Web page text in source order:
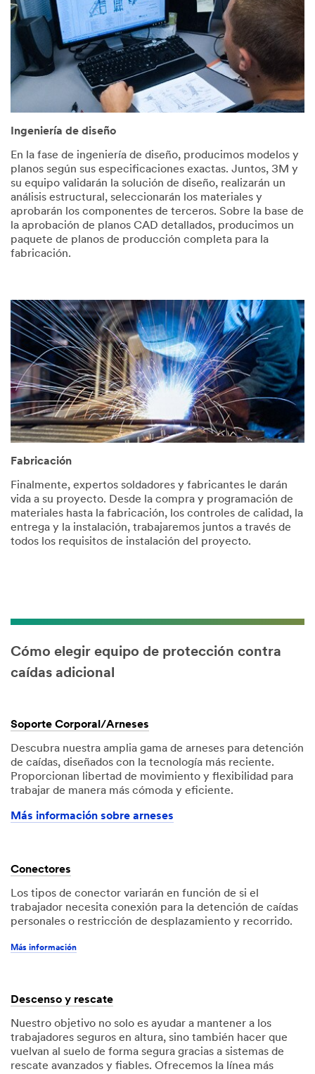
Ingeniería de diseño
En la fase de ingeniería de diseño, producimos modelos y
planos según sus especificaciones exactas. Juntos, 3M y
su equipo validarán la solución de diseño, realizarán un
análisis estructural, seleccionarán los materiales y
aprobarán los componentes de terceros. Sobre la base de
la aprobación de planos CAD detallados, producimos un
paquete de planos de producción completa para la
fabricación.
Fabricación
Finalmente, expertos soldadores y fabricantes le darán
vida a su proyecto. Desde la compra y programación de
materiales hasta la fabricación, los controles de calidad, la
entrega y la instalación, trabajaremos juntos a través de
todos los requisitos de instalación del proyecto.
Cómo elegir equipo de protección contra
caídas adicional
Soporte Corporal/Arneses
Descubra nuestra amplia gama de arneses para detención
de caídas, diseñados con la tecnología más reciente.
Proporcionan libertad de movimiento y flexibilidad para
trabajar de manera más cómoda y eficiente.
Más información sobre arneses
Conectores
Los tipos de conector variarán en función de si el
trabajador necesita conexión para la detención de caídas
personales o restricción de desplazamiento y recorrido.
Más información
Descenso y rescate
Nuestro objetivo no solo es ayudar a mantener a los
trabajadores seguros en altura, sino también hacer que
vuelvan al suelo de forma segura gracias a sistemas de
rescate avanzados y fiables. Ofrecemos la línea más